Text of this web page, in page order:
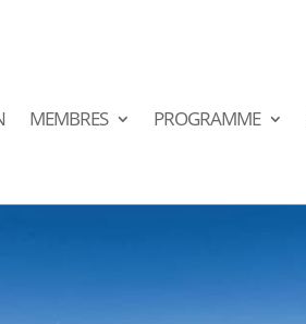
MEMBRES PROGRAMME